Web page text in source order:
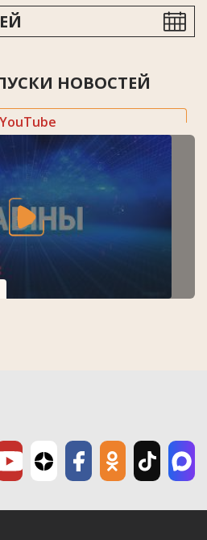
НОВОСТЕЙ
YouTube